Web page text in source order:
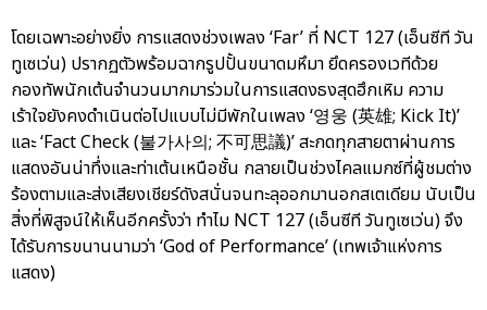
โดยเฉพาะอย่างยิ่ง การแสดงช่วงเพลง ‘Far’ ที่ NCT 127 (เอ็นซีที วัน
ทูเซเว่น) ปรากฏตัวพร้อมฉากรูปปั้นขนาดมหึมา ยึดครองเวทีด้วย
กองทัพนักเต้นจำนวนมากมาร่วมในการแสดงธงสุดฮึกเหิม ความ
เร้าใจยังคงดำเนินต่อไปแบบไม่มีพักในเพลง ‘영웅 (英雄; Kick It)’
และ ‘Fact Check (불가사의; 不可思議)’ สะกดทุกสายตาผ่านการ
แสดงอันน่าทึ่งและท่าเต้นเหนือชั้น กลายเป็นช่วงไคลแมกซ์ที่ผู้ชมต่าง
ร้องตามและส่งเสียงเชียร์ดังสนั่นจนทะลุออกมานอกสเตเดียม นับเป็น
สิ่งที่พิสูจน์ให้เห็นอีกครั้งว่า ทำไม NCT 127 (เอ็นซีที วันทูเซเว่น) จึง
ได้รับการขนานนามว่า ‘God of Performance’ (เทพเจ้าแห่งการ
แสดง)